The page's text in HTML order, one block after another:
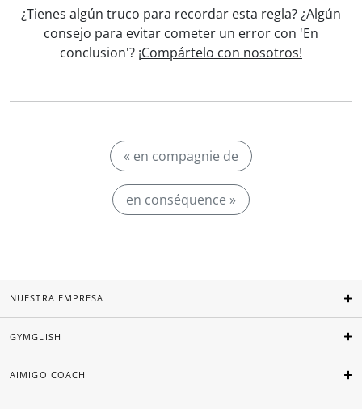
¿Tienes algún truco para recordar esta regla? ¿Algún
consejo para evitar cometer un error con 'En
conclusion'? ¡Compártelo con nosotros!
« en compagnie de
en conséquence »
NUESTRA EMPRESA
GYMGLISH
AIMIGO COACH